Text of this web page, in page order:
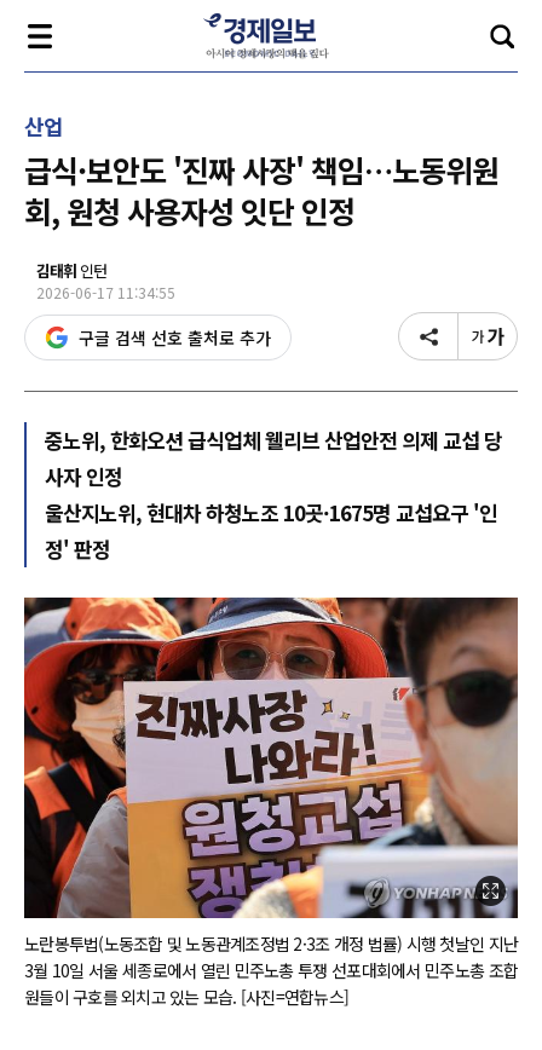
산업
급식·보안도 '진짜 사장' 책임…노동위원
회, 원청 사용자성 잇단 인정
김태휘 인턴
2026-06-17 11:34:55
구글 검색 선호 출처로 추가
중노위, 한화오션 급식업체 웰리브 산업안전 의제 교섭 당
사자 인정
울산지노위, 현대차 하청노조 10곳·1675명 교섭요구 '인
정' 판정
노란봉투법(노동조합 및 노동관계조정법 2·3조 개정 법률) 시행 첫날인 지난
3월 10일 서울 세종로에서 열린 민주노총 투쟁 선포대회에서 민주노총 조합
원들이 구호를 외치고 있는 모습. [사진=연합뉴스]